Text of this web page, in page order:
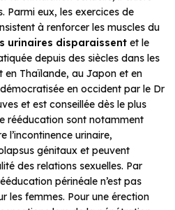
Parmi eux, les exercices de
à renforcer les muscles du
urinaires disparaissent et le
depuis des siècles dans les
Thaïlande, au Japon et en
en occident par le Dr
et est conseillée dès le plus
rééducation sont notamment
l’incontinence urinaire,
génitaux et peuvent
des relations sexuelles. Par
périnéale n’est pas
les femmes. Pour une érection